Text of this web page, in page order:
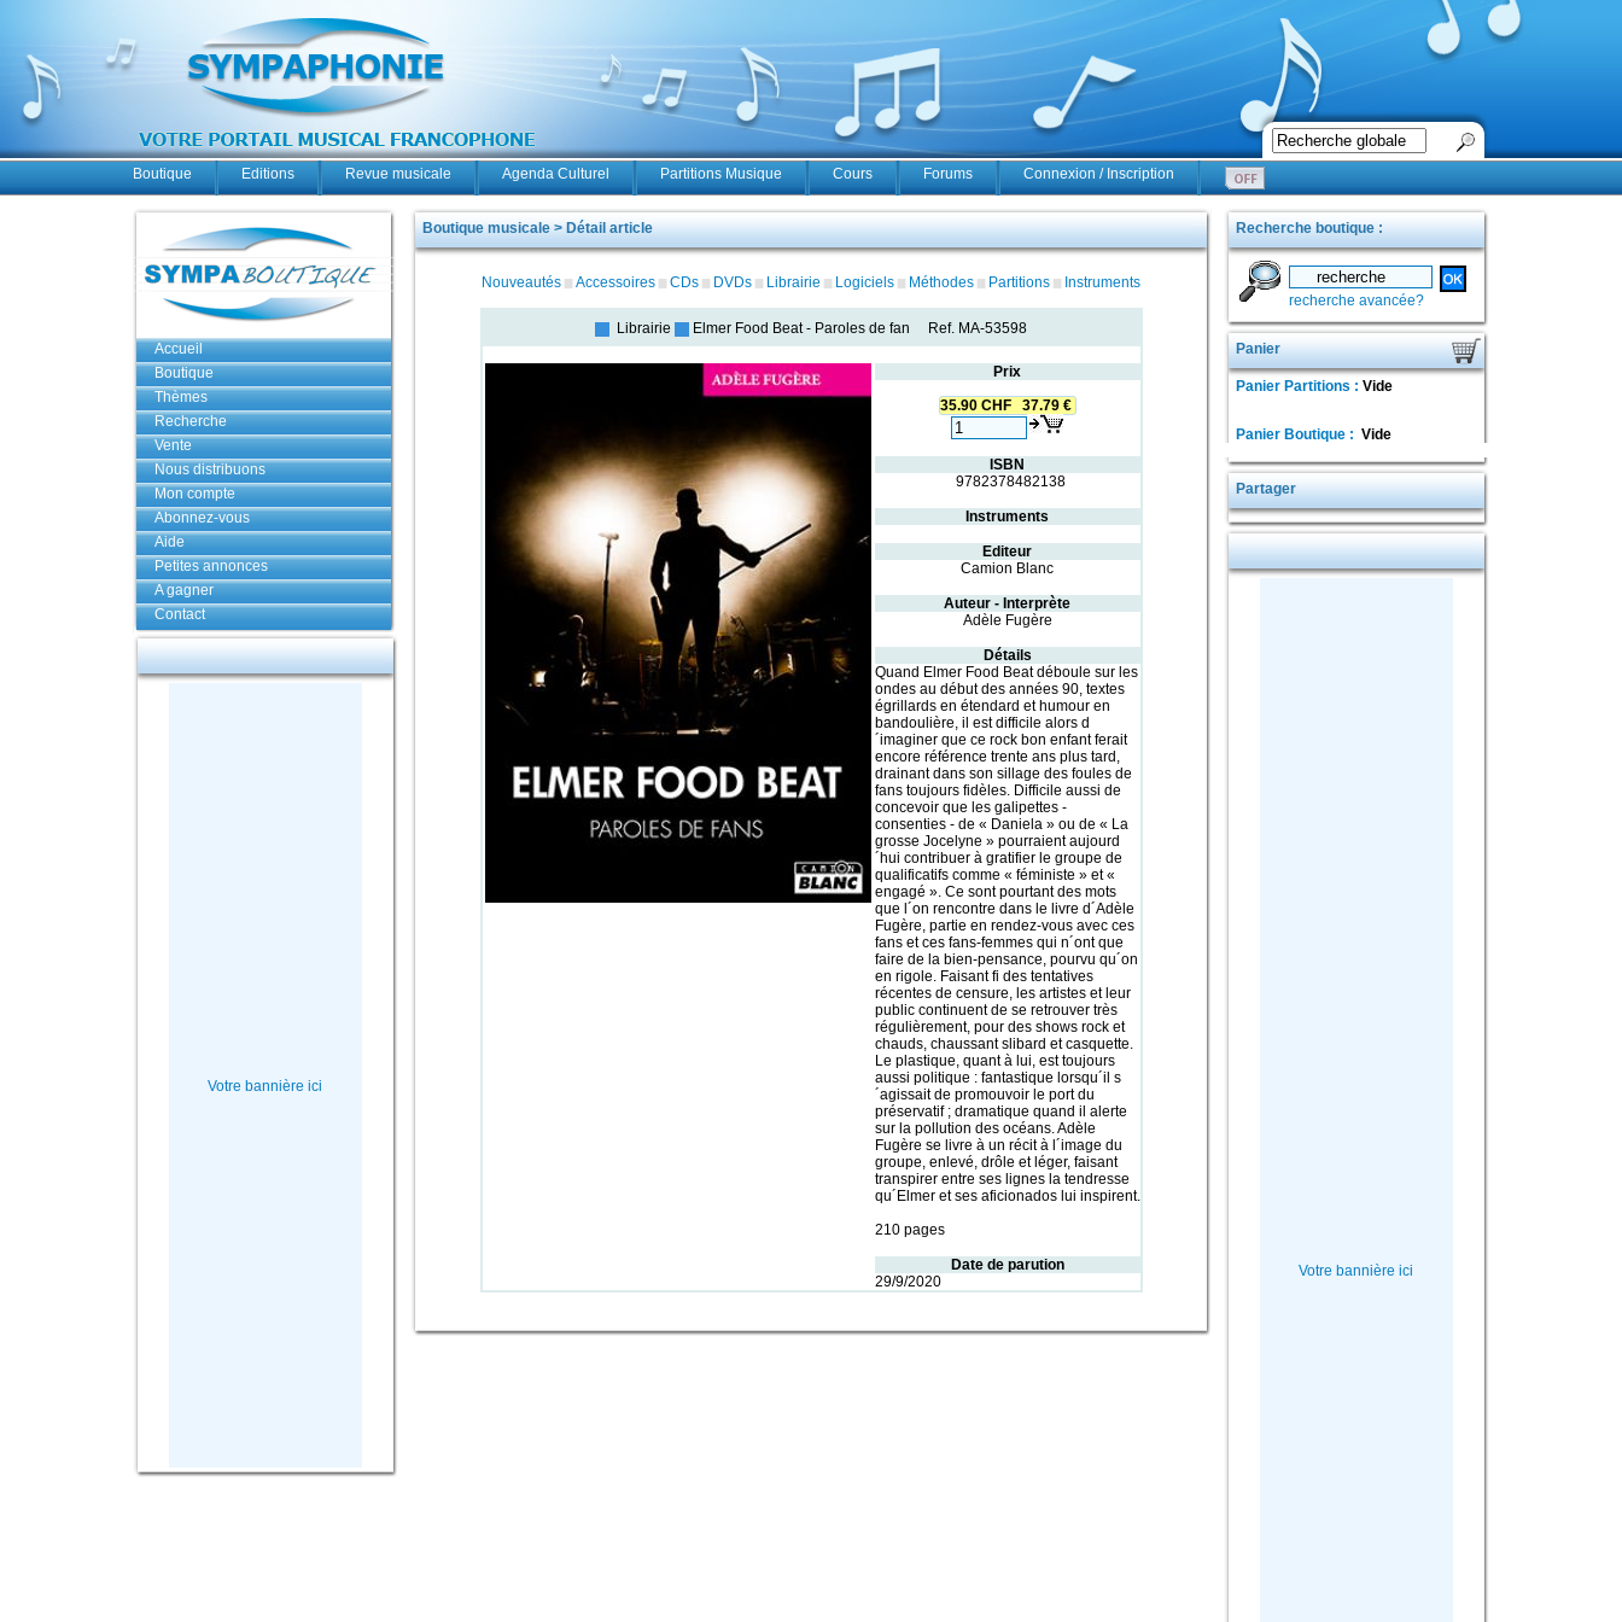
Boutique Editions Revue musicale Agenda Culturel Partitions Musique Cours Forums Connexion / Inscription
Accueil
Boutique
Thèmes
Recherche
Vente
Nous distribuons
Mon compte
Abonnez-vous
Aide
Petites annonces
A gagner
Contact
Votre bannière ici
Boutique musicale > Détail article
Nouveautés Accessoires CDs DVDs Librairie Logiciels Méthodes Partitions Instruments
Librairie Elmer Food Beat- Paroles de fan Ref. MA-53598
Prix
35.90 CHF 37.79 €
ISBN
9782378482138
Instruments
Editeur
Camion Blanc
Auteur - Interprète
Adèle Fugère
Détails
Quand Elmer Food Beat déboule sur les
ondes au début des années 90, textes
égrillards en étendard et humour en
bandoulière, il est difficile alors d
´imaginer que ce rock bon enfant ferait
encore référence trente ans plus tard,
drainant dans son sillage des foules de
fans toujours fidèles. Difficile aussi de
concevoir que les galipettes -
consenties - de « Daniela » ou de « La
grosse Jocelyne » pourraient aujourd
´hui contribuer à gratifier le groupe de
qualificatifs comme « féministe » et «
engagé ». Ce sont pourtant des mots
que l´on rencontre dans le livre d´Adèle
Fugère, partie en rendez-vous avec ces
fans et ces fans-femmes qui n´ont que
faire de la bien-pensance, pourvu qu´on
en rigole. Faisant fi des tentatives
récentes de censure, les artistes et leur
public continuent de se retrouver très
régulièrement, pour des shows rock et
chauds, chaussant slibard et casquette.
Le plastique, quant à lui, est toujours
aussi politique : fantastique lorsqu´il s
´agissait de promouvoir le port du
préservatif ; dramatique quand il alerte
sur la pollution des océans. Adèle
Fugère se livre à un récit à l´image du
groupe, enlevé, drôle et léger, faisant
transpirer entre ses lignes la tendresse
qu´Elmer et ses aficionados lui inspirent.
210 pages
Date de parution
29/9/2020
Recherche boutique :
recherche avancée?
Panier
Panier Partitions : Vide
Panier Boutique : Vide
Partager
Votre bannière ici